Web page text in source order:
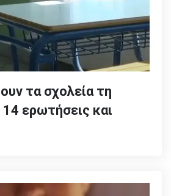
τα σχολεία τη
ερωτήσεις και